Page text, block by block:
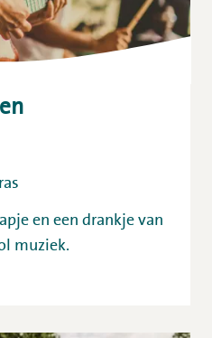
en een drankje van
muziek.